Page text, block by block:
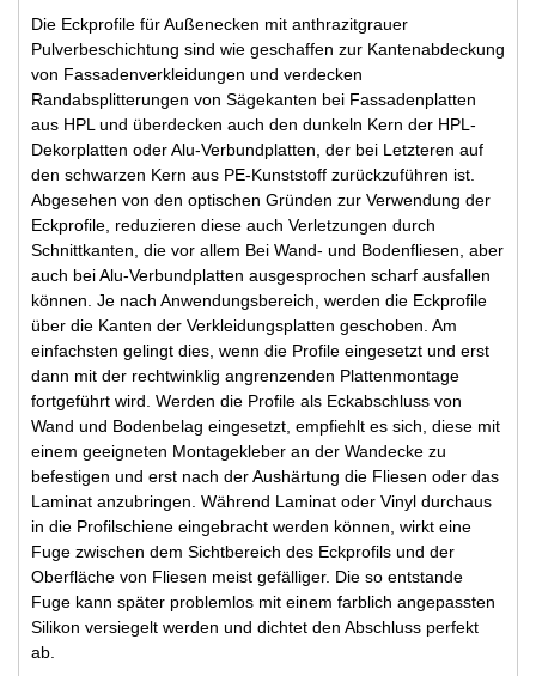
Die Eckprofile für Außenecken mit anthrazitgrauer
Pulverbeschichtung sind wie geschaffen zur Kantenabdeckung
von Fassadenverkleidungen und verdecken
Randabsplitterungen von Sägekanten bei Fassadenplatten
aus HPL und überdecken auch den dunkeln Kern der HPL-
Dekorplatten oder Alu-Verbundplatten, der bei Letzteren auf
den schwarzen Kern aus PE-Kunststoff zurückzuführen ist.
Abgesehen von den optischen Gründen zur Verwendung der
Eckprofile, reduzieren diese auch Verletzungen durch
Schnittkanten, die vor allem Bei Wand- und Bodenfliesen, aber
auch bei Alu-Verbundplatten ausgesprochen scharf ausfallen
können. Je nach Anwendungsbereich, werden die Eckprofile
über die Kanten der Verkleidungsplatten geschoben. Am
einfachsten gelingt dies, wenn die Profile eingesetzt und erst
dann mit der rechtwinklig angrenzenden Plattenmontage
fortgeführt wird. Werden die Profile als Eckabschluss von
Wand und Bodenbelag eingesetzt, empfiehlt es sich, diese mit
einem geeigneten Montagekleber an der Wandecke zu
befestigen und erst nach der Aushärtung die Fliesen oder das
Laminat anzubringen. Während Laminat oder Vinyl durchaus
in die Profilschiene eingebracht werden können, wirkt eine
Fuge zwischen dem Sichtbereich des Eckprofils und der
Oberfläche von Fliesen meist gefälliger. Die so entstande
Fuge kann später problemlos mit einem farblich angepassten
Silikon versiegelt werden und dichtet den Abschluss perfekt
ab.